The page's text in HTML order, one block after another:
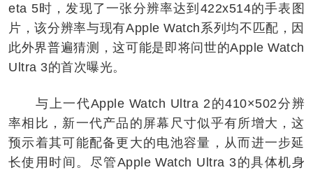
eta 5时，发现了一张分辨率达到422x514的手表图
片，该分辨率与现有Apple Watch系列均不匹配，因
此外界普遍猜测，这可能是即将问世的Apple Watch
Ultra 3的首次曝光。
与上一代Apple Watch Ultra 2的410×502分辨
率相比，新一代产品的屏幕尺寸似乎有所增大，这
预示着其可能配备更大的电池容量，从而进一步延
长使用时间。尽管Apple Watch Ultra 3的具体机身